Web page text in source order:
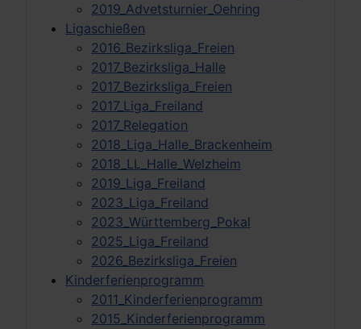
2019_Advetsturnier_Oehring
Ligaschießen
2016_Bezirksliga_Freien
2017_Bezirksliga_Halle
2017_Bezirksliga_Freien
2017_Liga_Freiland
2017_Relegation
2018_Liga_Halle_Brackenheim
2018_LL_Halle_Welzheim
2019_Liga_Freiland
2023_Liga_Freiland
2023_Württemberg_Pokal
2025_Liga_Freiland
2026_Bezirksliga_Freien
Kinderferienprogramm
2011_Kinderferienprogramm
2015_Kinderferienprogramm